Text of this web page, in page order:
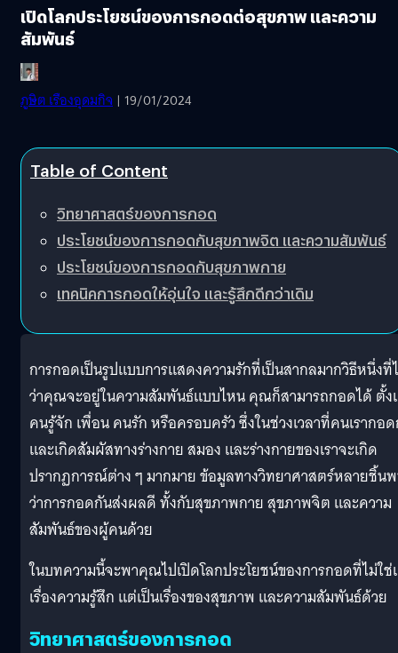
เปิดโลกประโยชน์ของการกอดต่อสุขภาพ และความ
สัมพันธ์
ภูษิต เรืองอุดมกิจ | 19/01/2024
Table of Content
วิทยาศาสตร์ของการกอด
ประโยชน์ของการกอดกับสุขภาพจิต และความสัมพันธ์
ประโยชน์ของการกอดกับสุขภาพกาย
เทคนิคการกอดให้อุ่นใจ และรู้สึกดีกว่าเดิม
การกอดเป็นรูปแบบการแสดงความรักที่เป็นสากลมากวิธีหนึ่งที่
ว่าคุณจะอยู่ในความสัมพันธ์แบบไหน คุณก็สามารถกอดได้ ตั้
คนรู้จัก เพื่อน คนรัก หรือครอบครัว ซึ่งในช่วงเวลาที่คนเรากอ
และเกิดสัมผัสทางร่างกาย สมอง และร่างกายของเราจะเกิด
ปรากฏการณ์ต่าง ๆ มากมาย ข้อมูลทางวิทยาศาสตร์หลายชิ้น
ว่าการกอดกันส่งผลดี ทั้งกับสุขภาพกาย สุขภาพจิต และความ
สัมพันธ์ของผู้คนด้วย
ในบทความนี้จะพาคุณไปเปิดโลกประโยชน์ของการกอดที่ไม่ใ
เรื่องความรู้สึก แต่เป็นเรื่องของสุขภาพ และความสัมพันธ์ด้วย
วิทยาศาสตร์ของการกอด